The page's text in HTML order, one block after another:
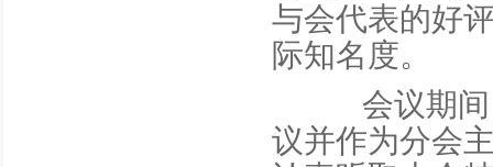
与会代表的好
际知名度。
会议期间
议并作为分会